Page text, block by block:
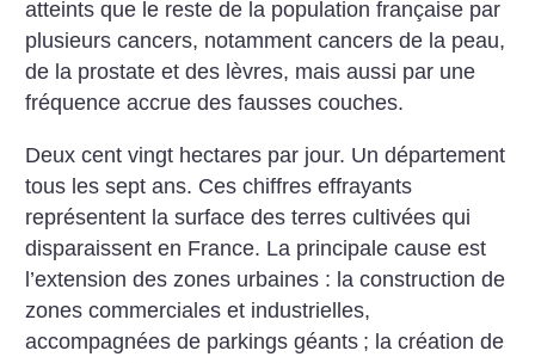
atteints que le reste de la population française par
plusieurs cancers, notamment cancers de la peau,
de la prostate et des lèvres, mais aussi par une
fréquence accrue des fausses couches.
Deux cent vingt hectares par jour. Un département
tous les sept ans. Ces chiffres effrayants
représentent la surface des terres cultivées qui
disparaissent en France. La principale cause est
l’extension des zones urbaines : la construction de
zones commerciales et industrielles,
accompagnées de parkings géants ; la création de